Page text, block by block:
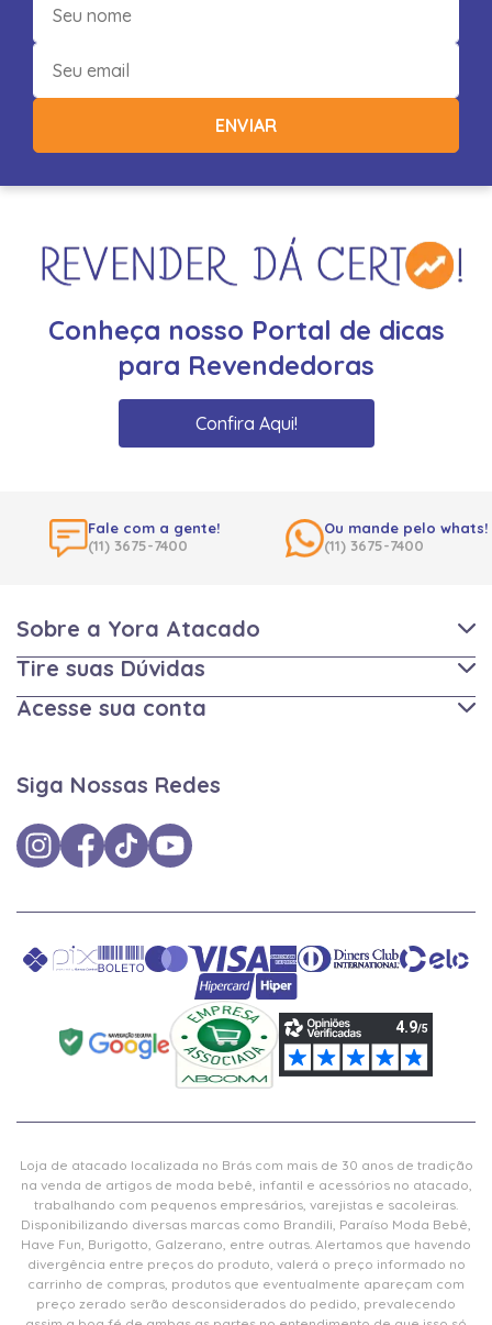
ENVIAR
Conheça nosso Portal de dicas
para Revendedoras
Confira Aqui!
Fale com a gente!
(11) 3675-7400
Ou mande pelo whats!
(11) 3675-7400
Sobre a Yora Atacado
Tire suas Dúvidas
Acesse sua conta
Siga Nossas Redes
Loja de atacado localizada no Brás com mais de 30 anos de tradição
na venda de artigos de moda bebê, infantil e acessórios no atacado,
trabalhando com pequenos empresários, varejistas e sacoleiras.
Disponibilizando diversas marcas como Brandili, Paraíso Moda Bebê,
Have Fun, Burigotto, Galzerano, entre outras. Alertamos que havendo
divergência entre preços do produto, valerá o preço informado no
carrinho de compras, produtos que eventualmente apareçam com
preço zerado serão desconsiderados do pedido, prevalecendo